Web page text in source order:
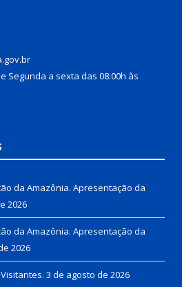
Segunda a sexta das 08:00h às
da Amazônia. Apresentação da
2026
da Amazônia. Apresentação da
2026
Visitantes. 3 de agosto de 2026